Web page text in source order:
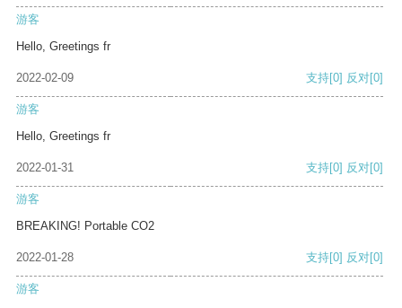
游客
Hello, Greetings fr
2022-02-09 支持[0] 反对[0]
游客
Hello, Greetings fr
2022-01-31 支持[0] 反对[0]
游客
BREAKING! Portable CO2
2022-01-28 支持[0] 反对[0]
游客